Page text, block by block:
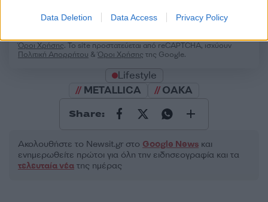
Data Deletion Data Access Privacy Policy
Υποβολή σχολίου
Όροι Χρήσης. Το site προστατεύεται από reCAPTCHA, ισχύουν
Πολιτική Απορρήτου &Όροι Χρήσης της Google.
Lifestyle
METALLICA
ΟΑΚΑ
Share:
Ακολουθήστε το Νewsit.gr στο Google News και
ενημερωθείτε πρώτοι για όλη την ειδησεογραφία και τα
τελευταία νέα της ημέρας